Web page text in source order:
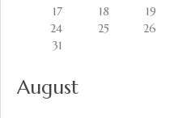
17
18 19
24
25 26
31
August